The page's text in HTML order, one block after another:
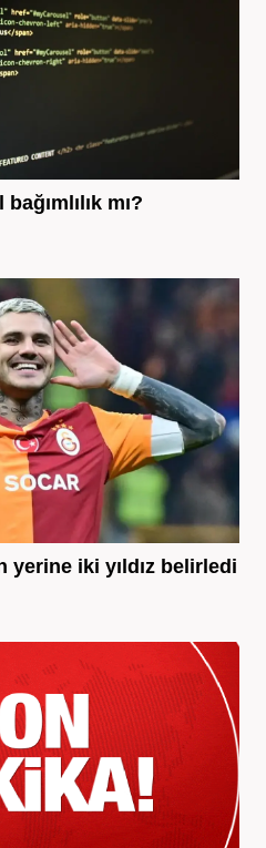
mı?
yerine iki yıldız belirledi